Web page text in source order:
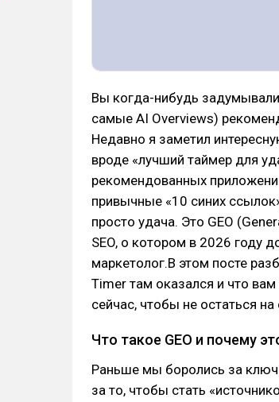
Вы когда-нибудь
самые AI Overviews)
Недавно я заметил
вроде «лучший таймер для
рекомендованных
привычные «10 синих
просто удача. Это GEO
SEO, о котором в 2026 году
маркетолог.В этом посте
Timer там оказался и что
сейчас, чтобы не остаться
Что такое GEO и почему
Раньше мы боролись за
за то, чтобы стать